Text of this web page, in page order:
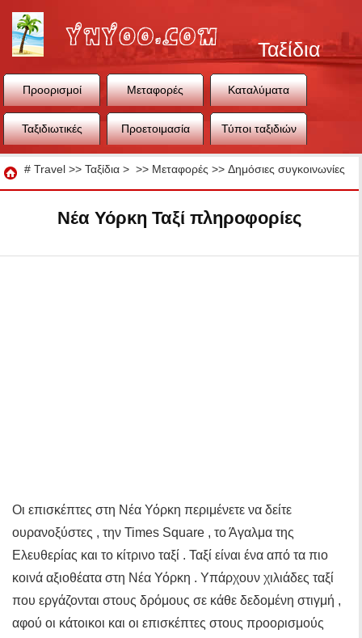
Ταξίδια
Προορισμοί Μεταφορές Καταλύματα
Ταξιδιωτικές Προετοιμασία Τύποι ταξιδιών
Ταξίδια
# Travel >> Ταξίδια > >> Μεταφορές >> Δημόσιες συγκοινωνίες
Νέα Υόρκη Ταξί πληροφορίες
Οι επισκέπτες στη Νέα Υόρκη περιμένετε να δείτε
ουρανοξύστες , την Times Square , το Άγαλμα της
Ελευθερίας και το κίτρινο ταξί . Ταξί είναι ένα από τα πιο
κοινά αξιοθέατα στη Νέα Υόρκη . Υπάρχουν χιλιάδες ταξί
που εργάζονται στους δρόμους σε κάθε δεδομένη στιγμή ,
αφού οι κάτοικοι και οι επισκέπτες στους προορισμούς